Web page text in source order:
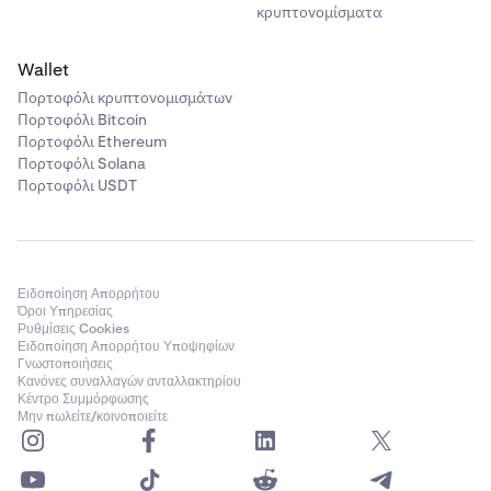
κρυπτονομίσματα
Wallet
Πορτοφόλι κρυπτονομισμάτων
Πορτοφόλι Bitcoin
Πορτοφόλι Ethereum
Πορτοφόλι Solana
Πορτοφόλι USDT
Ειδοποίηση Απορρήτου
Όροι Υπηρεσίας
Ρυθμίσεις Cookies
Ειδοποίηση Απορρήτου Υποψηφίων
Γνωστοποιήσεις
Κανόνες συναλλαγών ανταλλακτηρίου
Κέντρο Συμμόρφωσης
Μην πωλείτε/κοινοποιείτε